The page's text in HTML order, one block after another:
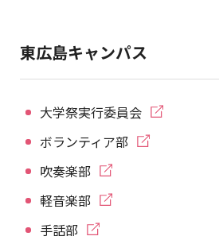
卓球部
東広島キャンパス
大学祭実行委員会
ボランティア部
吹奏楽部
軽音楽部
手話部